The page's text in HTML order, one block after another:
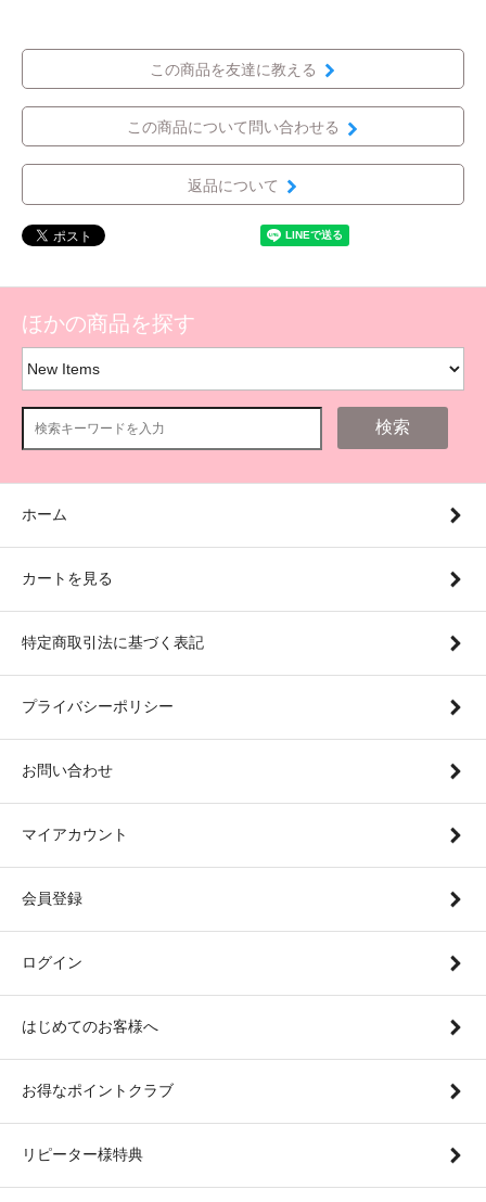
この商品を友達に教える
この商品について問い合わせる
返品について
ほかの商品を探す
検索
ホーム
カートを見る
特定商取引法に基づく表記
プライバシーポリシー
お問い合わせ
マイアカウント
会員登録
ログイン
はじめてのお客様へ
お得なポイントクラブ
リピーター様特典